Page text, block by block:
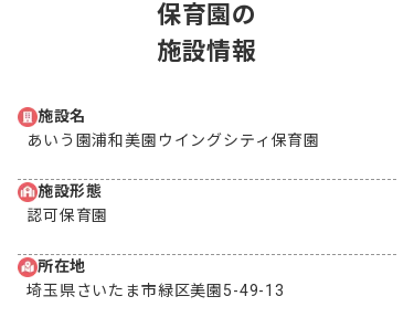
保育園の
施設情報
施設名
あいう園浦和美園ウイングシティ保育園
施設形態
認可保育園
所在地
埼玉県さいたま市緑区美園5-49-13